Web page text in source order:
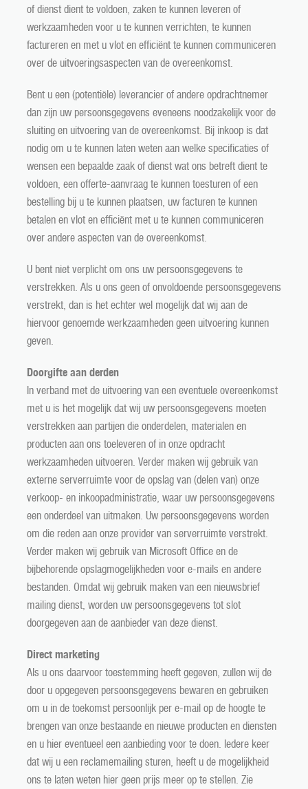
of dienst dient te voldoen, zaken te kunnen leveren of
werkzaamheden voor u te kunnen verrichten, te kunnen
factureren en met u vlot en efficiënt te kunnen communiceren
over de uitvoeringsaspecten van de overeenkomst.
Bent u een (potentiële) leverancier of andere opdrachtnemer
dan zijn uw persoonsgegevens eveneens noodzakelijk voor de
sluiting en uitvoering van de overeenkomst. Bij inkoop is dat
nodig om u te kunnen laten weten aan welke specificaties of
wensen een bepaalde zaak of dienst wat ons betreft dient te
voldoen, een offerte-aanvraag te kunnen toesturen of een
bestelling bij u te kunnen plaatsen, uw facturen te kunnen
betalen en vlot en efficiënt met u te kunnen communiceren
over andere aspecten van de overeenkomst.
U bent niet verplicht om ons uw persoonsgegevens te
verstrekken. Als u ons geen of onvoldoende persoonsgegevens
verstrekt, dan is het echter wel mogelijk dat wij aan de
hiervoor genoemde werkzaamheden geen uitvoering kunnen
geven.
Doorgifte aan derden
In verband met de uitvoering van een eventuele overeenkomst
met u is het mogelijk dat wij uw persoonsgegevens moeten
verstrekken aan partijen die onderdelen, materialen en
producten aan ons toeleveren of in onze opdracht
werkzaamheden uitvoeren. Verder maken wij gebruik van
externe serverruimte voor de opslag van (delen van) onze
verkoop- en inkoopadministratie, waar uw persoonsgegevens
een onderdeel van uitmaken. Uw persoonsgegevens worden
om die reden aan onze provider van serverruimte verstrekt.
Verder maken wij gebruik van Microsoft Office en de
bijbehorende opslagmogelijkheden voor e-mails en andere
bestanden. Omdat wij gebruik maken van een nieuwsbrief
mailing dienst, worden uw persoonsgegevens tot slot
doorgegeven aan de aanbieder van deze dienst.
Direct marketing
Als u ons daarvoor toestemming heeft gegeven, zullen wij de
door u opgegeven persoonsgegevens bewaren en gebruiken
om u in de toekomst persoonlijk per e-mail op de hoogte te
brengen van onze bestaande en nieuwe producten en diensten
en u hier eventueel een aanbieding voor te doen. Iedere keer
dat wij u een reclamemailing sturen, heeft u de mogelijkheid
ons te laten weten hier geen prijs meer op te stellen. Zie